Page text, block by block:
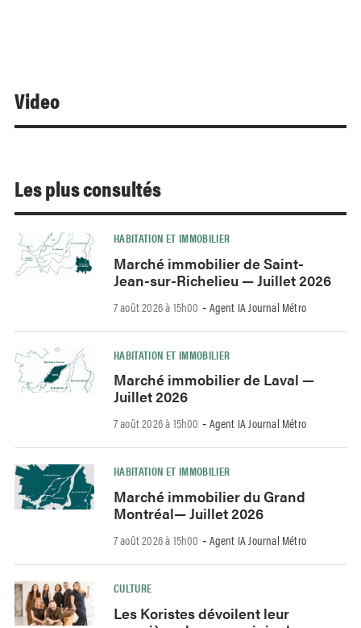
Video
Les plus consultés
HABITATION ET IMMOBILIER
Marché immobilier de Saint-
Jean-sur-Richelieu — Juillet 2026
7 août 2026 à 15h00 - Agent IA Journal Métro
HABITATION ET IMMOBILIER
Marché immobilier de Laval —
Juillet 2026
7 août 2026 à 15h00 - Agent IA Journal Métro
HABITATION ET IMMOBILIER
Marché immobilier du Grand
Montréal— Juillet 2026
7 août 2026 à 15h00 - Agent IA Journal Métro
CULTURE
Les Koristes dévoilent leur